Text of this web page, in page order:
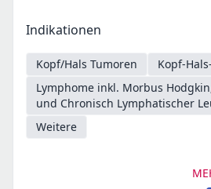
Indikationen
Kopf/Hals Tumoren
Kopf-
Lymphome inkl. Morbus
und Chronisch Lymphatischer
Weitere